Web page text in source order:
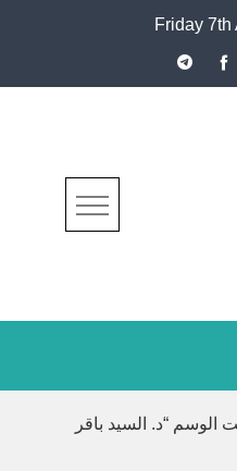
Friday 7th
الوسم “د. السيد باقر